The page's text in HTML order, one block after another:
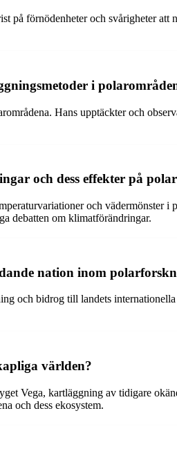
förnödenheter och svårigheter
i
Hans upptäckter och
och dess effekter på
och vädermönster i
debatten om klimatförändringar.
nation inom
och bidrog till landets
världen?
Vega, kartläggning av tidigare
och dess ekosystem.